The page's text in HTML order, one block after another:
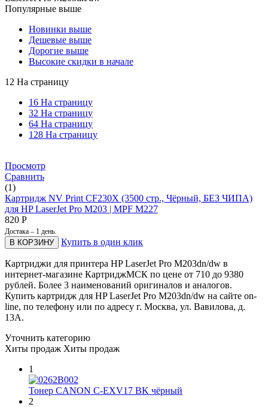
Популярные выше
Новинки выше
Дешевые выше
Дорогие выше
Высокие скидки в начале
12 На страницу
16 На страницу
32 На страницу
64 На страницу
128 На страницу
Просмотр
Сравнить
(1)
Картридж NV Print CF230X (3500 стр., Чёрный, БЕЗ ЧИПА)
для HP LaserJet Pro M203 | MPF M227
820 Р
Достака – 1 день.
В КОРЗИНУ Купить в один клик
Картриджи для принтера HP LaserJet Pro M203dn/dw в
интернет-магазине КартриджМСК по цене от 710 до 9380
рублей. Более 3 наименований оригиналов и аналогов.
Купить картридж для HP LaserJet Pro M203dn/dw на сайте on-
line, по телефону или по адресу г. Москва, ул. Вавилова, д.
13А.
Уточнить категорию
Хиты продаж Хиты продаж
1
Тонер CANON C-EXV17 BK чёрный
2